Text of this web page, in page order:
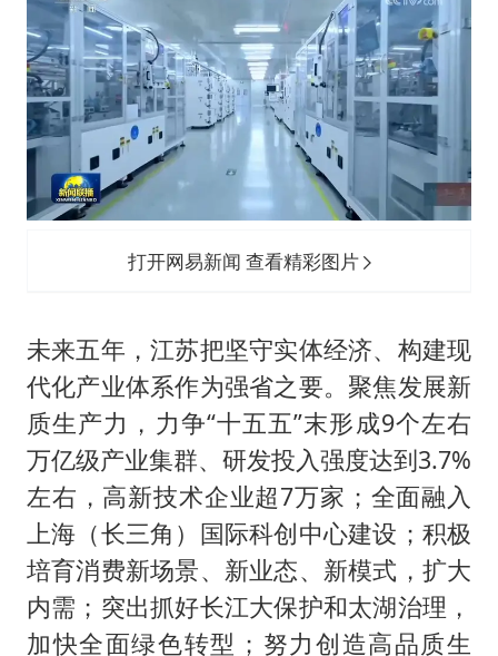
打开网易新闻 查看精彩图片
未来五年，江苏把坚守实体经济、构建现
代化产业体系作为强省之要。聚焦发展新
质生产力，力争“十五五”末形成9个左右
万亿级产业集群、研发投入强度达到3.7%
左右，高新技术企业超7万家；全面融入
上海（长三角）国际科创中心建设；积极
培育消费新场景、新业态、新模式，扩大
内需；突出抓好长江大保护和太湖治理，
加快全面绿色转型；努力创造高品质生